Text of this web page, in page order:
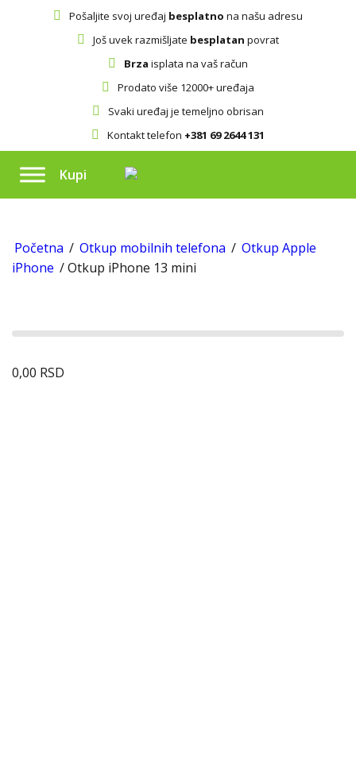
Pošaljite svoj uređaj besplatno na našu adresu
Još uvek razmišljate besplatan povrat
Brza isplata na vaš račun
Prodato više 12000+ uređaja
Svaki uređaj je temeljno obrisan
Kontakt telefon +381 69 2644 131
Kupi
Početna / Otkup mobilnih telefona / Otkup Apple
iPhone / Otkup iPhone 13 mini
0,00 RSD